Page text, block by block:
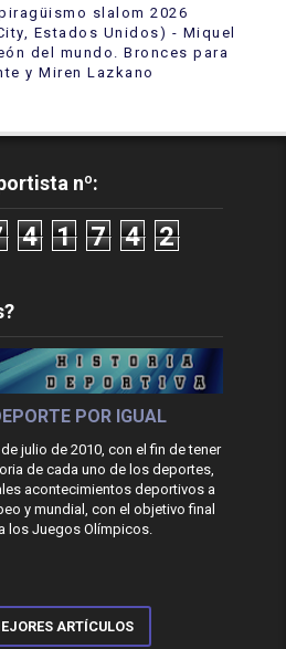
slalom 2026
Estados Unidos) - Miquel
del mundo. Bronces para
y Miren Lazkano
nº:
4 1 7 4 2
POR IGUAL
julio de 2010, con el fin de tener
de cada uno de los deportes,
acontecimientos deportivos a
y mundial, con el objetivo final
los Juegos Olímpicos.
ARTÍCULOS